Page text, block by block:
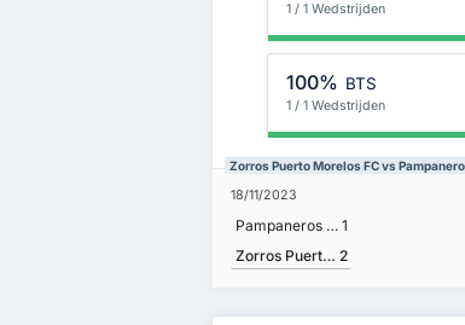
1 / 1 Wedstrijden
100% BTS
1 / 1 Wedstrijden
Zorros Puerto Morelos FC vs
18/11/2023
Pampaneros de Champoton FC 1
Zorros Puerto Morelos FC 2